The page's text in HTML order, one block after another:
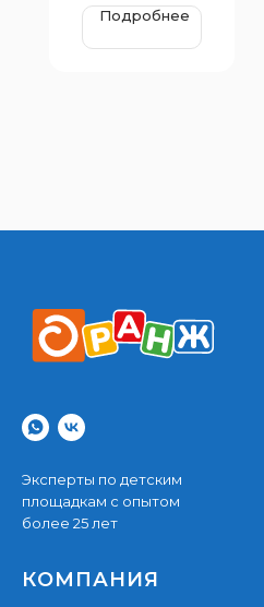
Подробнее
Эксперты по детским
площадкам с опытом
более 25 лет
КОМПАНИЯ